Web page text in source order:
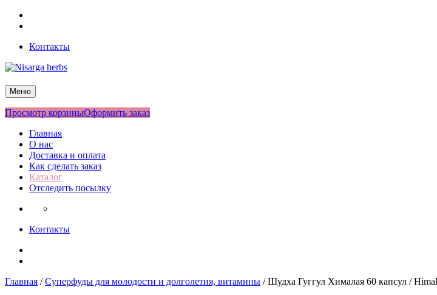
Перейти
Контакты
Nisarga herbs
Меню
Просмотр корзиныОформить заказ
Главная
О нас
Доставка и оплата
Как сделать заказ
Каталог
Отследить посылку
Контакты
Главная /Суперфуды для молодости и долголетия, витамины / Шудха Гуггул Хималая 60 капсул /